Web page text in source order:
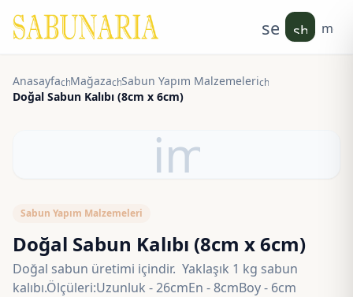
search
Anasayfachevron_right
Mağazachevron_right
Sabun Yapım Malzemelerichevron_right
Doğal Sabun Kalıbı (8cm x 6cm)
image
Sabun Yapım Malzemeleri
Doğal Sabun Kalıbı (8cm x 6cm)
Doğal sabun üretimi içindir. Yaklaşık 1 kg sabun
kalıbı.Ölçüleri:Uzunluk - 26cmEn - 8cmBoy - 6cm